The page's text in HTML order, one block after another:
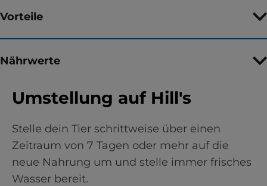
Vorteile
Nährwerte
Umstellung auf Hill's
Stelle dein Tier schrittweise über einen
Zeitraum von 7 Tagen oder mehr auf die
neue Nahrung um und stelle immer frisches
Wasser bereit.